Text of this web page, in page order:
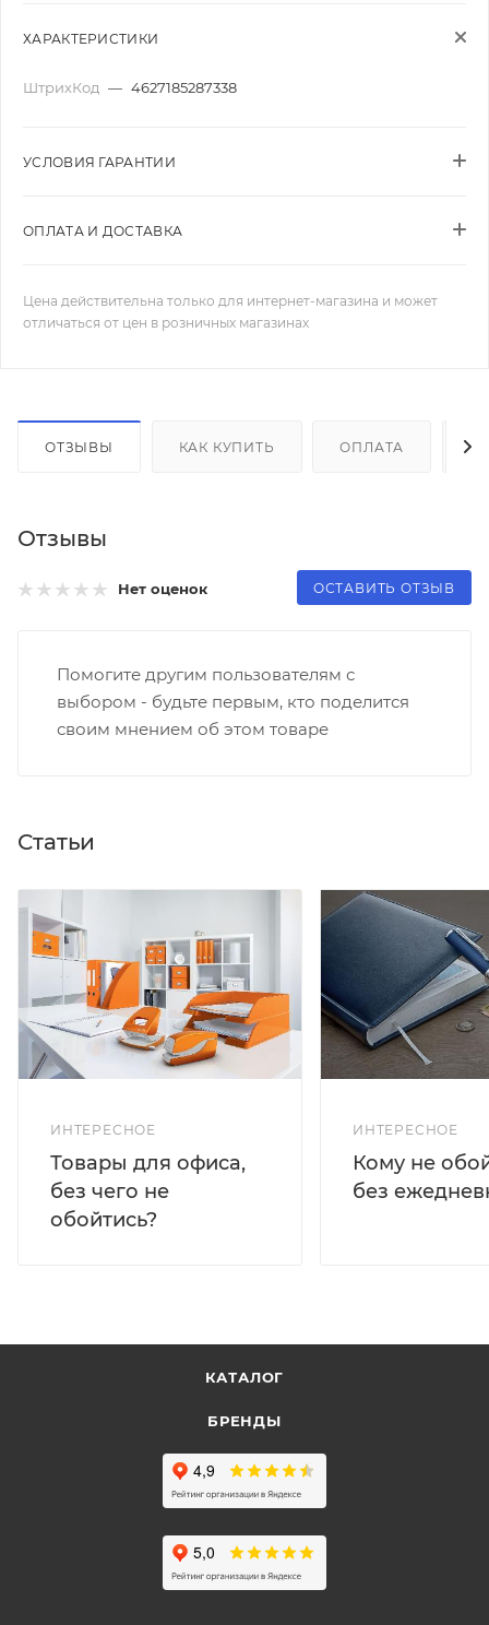
ХАРАКТЕРИСТИКИ
ШтрихКод — 4627185287338
УСЛОВИЯ ГАРАНТИИ
ОПЛАТА И ДОСТАВКА
Цена действительна только для интернет-магазина и может
отличаться от цен в розничных магазинах
ОТЗЫВЫ КАК КУПИТЬ ОПЛАТА
Отзывы
Нет оценок ОСТАВИТЬ ОТЗЫВ
Помогите другим пользователям с
выбором - будьте первым, кто поделится
своим мнением об этом товаре
Статьи
ИНТЕРЕСНОЕ
Товары для офиса,
без чего не
обойтись?
ИНТЕРЕСНОЕ
Кому не
без
КАТАЛОГ
БРЕНДЫ